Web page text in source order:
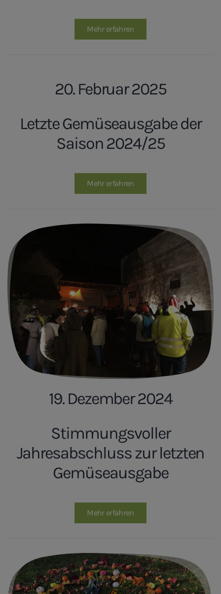
Mehr erfahren
20. Februar 2025
Letzte Gemüseausgabe der
Saison 2024/25
Mehr erfahren
19. Dezember 2024
Stimmungsvoller
Jahresabschluss zur letzten
Gemüseausgabe
Mehr erfahren